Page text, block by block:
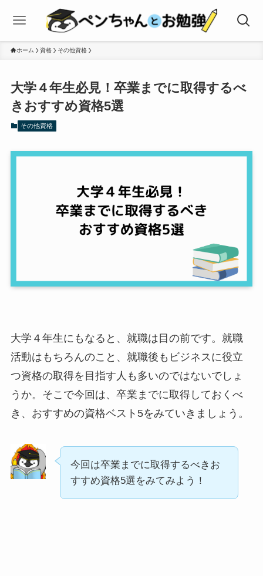
ホーム 資格 その他資格
大学４年生必見！卒業までに取得するべ
きおすすめ資格5選
その他資格
大学４年生にもなると、就職は目の前です。就職
活動はもちろんのこと、就職後もビジネスに役立
つ資格の取得を目指す人も多いのではないでしょ
うか。そこで今回は、卒業までに取得しておくべ
き、おすすめの資格ベスト5をみていきましょう。
今回は卒業までに取得するべきお
すすめ資格5選をみてみよう！